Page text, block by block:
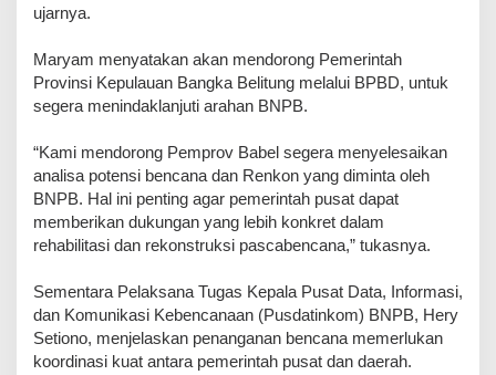
ujarnya.
Maryam menyatakan akan mendorong Pemerintah
Provinsi Kepulauan Bangka Belitung melalui BPBD, untuk
segera menindaklanjuti arahan BNPB.
‎“Kami mendorong Pemprov Babel segera menyelesaikan
analisa potensi bencana dan Renkon yang diminta oleh
BNPB. Hal ini penting agar pemerintah pusat dapat
memberikan dukungan yang lebih konkret dalam
rehabilitasi dan rekonstruksi pascabencana,” tukasnya.
‎Sementara Pelaksana Tugas Kepala Pusat Data, Informasi,
dan Komunikasi Kebencanaan (Pusdatinkom) BNPB, Hery
Setiono, menjelaskan penanganan bencana memerlukan
koordinasi kuat antara pemerintah pusat dan daerah.